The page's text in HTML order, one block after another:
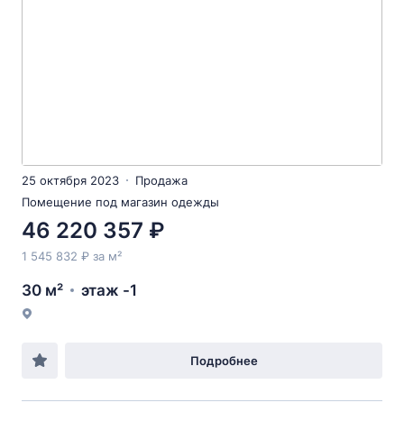
25 октября 2023
Продажа
Помещение под магазин одежды
46 220 357 ₽
1 545 832 ₽ за м²
30 м² этаж -1
Подробнее